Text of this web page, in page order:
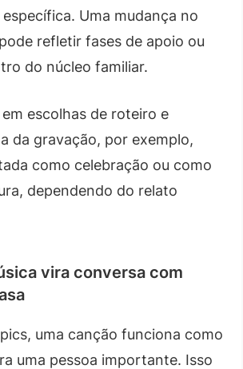
Uma mudança no
refletir fases de apoio ou
do núcleo familiar.
escolhas de roteiro e
da gravação, por exemplo,
como celebração ou como
dependendo do relato
vira conversa com
uma canção funciona como
uma pessoa importante. Isso